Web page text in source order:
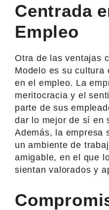
Centrada
Empleo
Otra de las ventajas
Modelo es su cultura
en el empleo. La
meritocracia y el
parte de sus
dar lo mejor de sí en
Además, la empresa
un ambiente de
amigable, en el que
sientan valorados y